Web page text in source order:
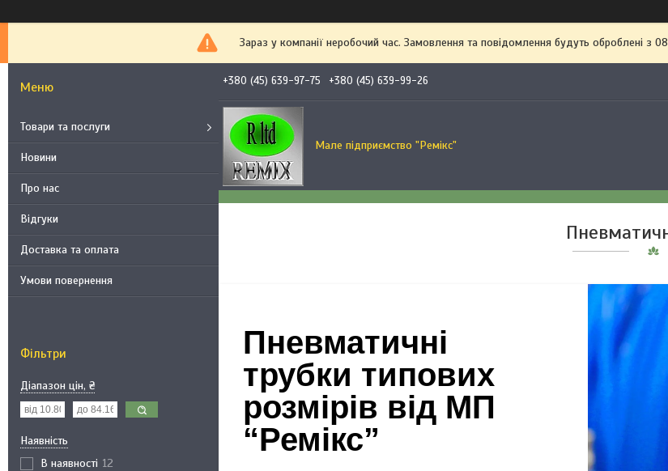
Зараз у компанії неробочий час. Замовлення та повідомлення будуть оброблені з
Товари та послуги
Новини
Про нас
Відгуки
Доставка та оплата
Умови повернення
Фільтри
Діапазон цін, ₴
Наявність
В наявності 12
+380 (45) 639-97-75 +380 (45) 639-99-26
Мале підприємство "Ремікс"
Пневматичні
трубки типових
розмірів від МП
“Ремікс”